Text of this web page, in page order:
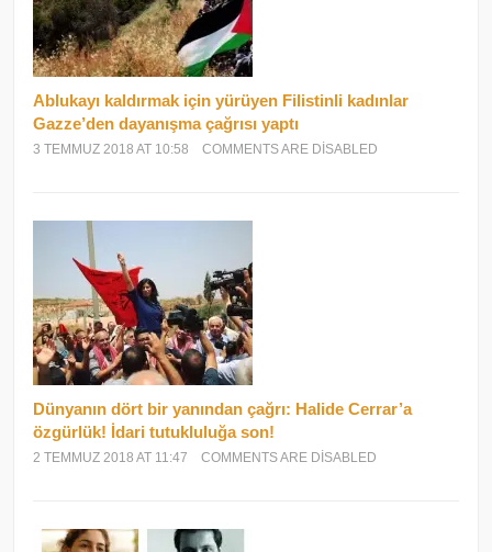
Ablukayı kaldırmak için yürüyen Filistinli kadınlar
Gazze’den dayanışma çağrısı yaptı
3 TEMMUZ 2018 AT 10:58 COMMENTS ARE DISABLED
Dünyanın dört bir yanından çağrı: Halide Cerrar’a
özgürlük! İdari tutukluluğa son!
2 TEMMUZ 2018 AT 11:47 COMMENTS ARE DISABLED